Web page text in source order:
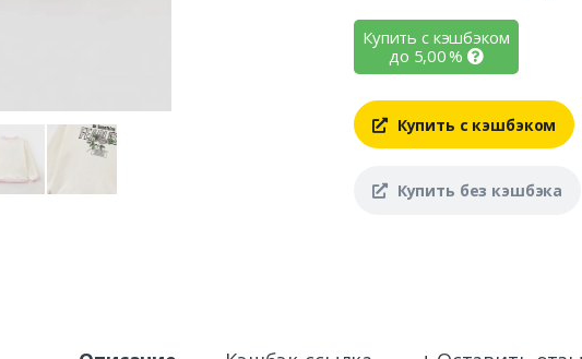
Купить с кэшбэком
до 5,00%
Купить с кэшбэком
Купить без кэшбэка